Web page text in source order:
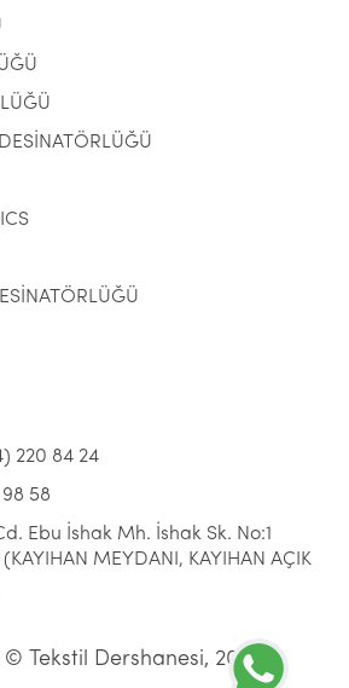
220 84 24
58
Ebu İshak Mh. İshak Sk. No:1
MEYDANI, KAYIHAN AÇIK
Tekstil Dershanesi, 2021